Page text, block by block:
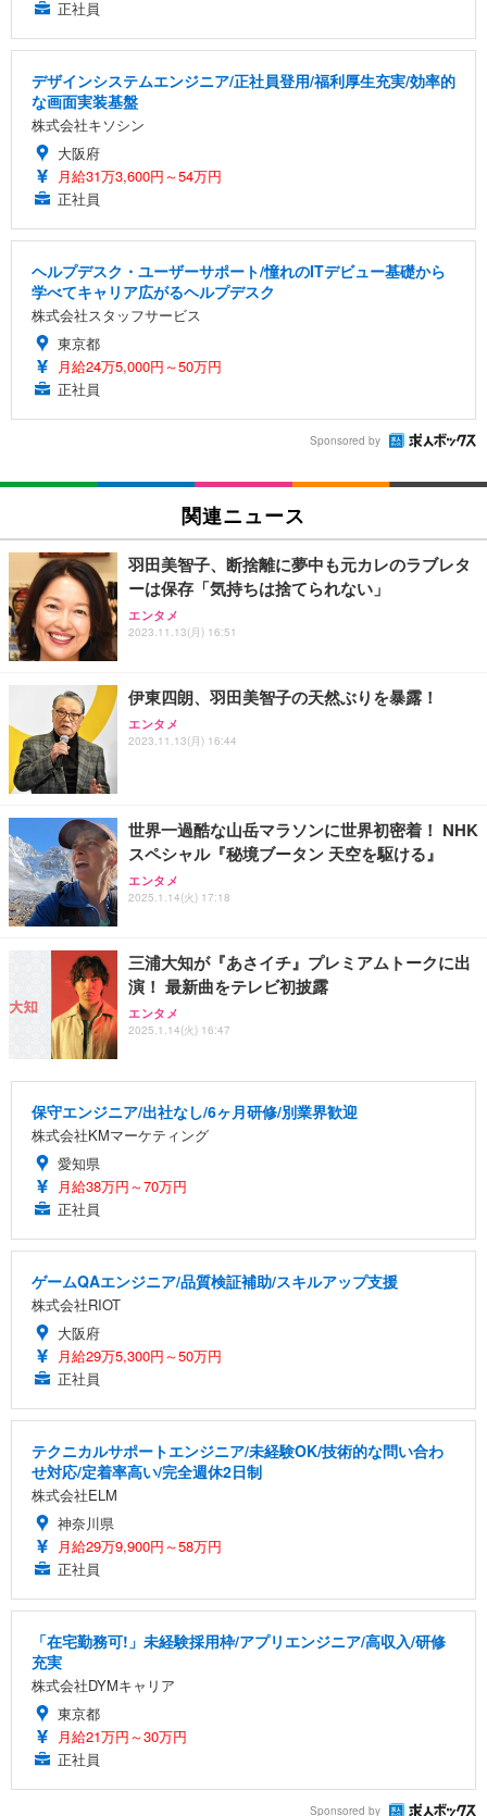
正社員
デザインシステムエンジニア/正社員登用/福利厚生充実/効率的
な画面実装基盤
株式会社キソシン
大阪府
月給31万3,600円～54万円
正社員
ヘルプデスク・ユーザーサポート/憧れのITデビュー基礎から
学べてキャリア広がるヘルプデスク
株式会社スタッフサービス
東京都
月給24万5,000円～50万円
正社員
Sponsored by
関連ニュース
羽田美智子、断捨離に夢中も元カレのラブレタ
ーは保存「気持ちは捨てられない」
エンタメ
2023.11.13(月) 16:51
伊東四朗、羽田美智子の天然ぶりを暴露！
エンタメ
2023.11.13(月) 16:44
世界一過酷な山岳マラソンに世界初密着！ NHK
スペシャル『秘境ブータン 天空を駆ける』
エンタメ
2025.1.14(火) 17:18
三浦大知が『あさイチ』プレミアムトークに出
演！ 最新曲をテレビ初披露
エンタメ
2025.1.14(火) 16:47
保守エンジニア/出社なし/6ヶ月研修/別業界歓迎
株式会社KMマーケティング
愛知県
月給38万円～70万円
正社員
ゲームQAエンジニア/品質検証補助/スキルアップ支援
株式会社RIOT
大阪府
月給29万5,300円～50万円
正社員
テクニカルサポートエンジニア/未経験OK/技術的な問い合わ
せ対応/定着率高い/完全週休2日制
株式会社ELM
神奈川県
月給29万9,900円～58万円
正社員
「在宅勤務可!」未経験採用枠/アプリエンジニア/高収入/研修
充実
株式会社DYMキャリア
東京都
月給21万円～30万円
正社員
Sponsored by